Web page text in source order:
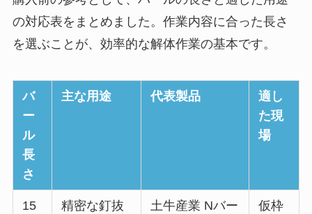
の対応表をまとめました。作業内容に合った長さ
を選ぶことが、効率的な解体作業の基本です。
バ
ー
ル
長
さ
主な用途 代表製品
適し
た現
場
15
精密な釘抜
土牛産業 Nバー
仮枠